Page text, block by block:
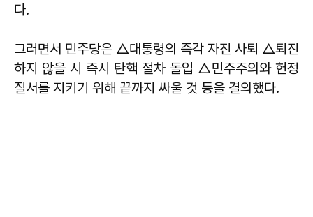
다.
그러면서 민주당은 △대통령의 즉각 자진 사퇴 △퇴진
하지 않을 시 즉시 탄핵 절차 돌입 △민주주의와 헌정
질서를 지키기 위해 끝까지 싸울 것 등을 결의했다.